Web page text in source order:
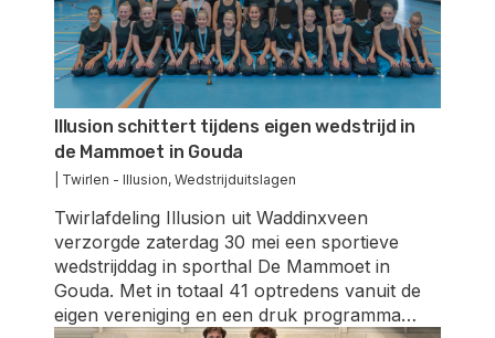
Illusion schittert tijdens eigen wedstrijd in
de Mammoet in Gouda
Twirlen - Illusion, Wedstrijduitslagen
Twirlafdeling Illusion uit Waddinxveen
verzorgde zaterdag 30 mei een sportieve
wedstrijddag in sporthal De Mammoet in
Gouda. Met in totaal 41 optredens vanuit de
eigen vereniging en een druk programma…